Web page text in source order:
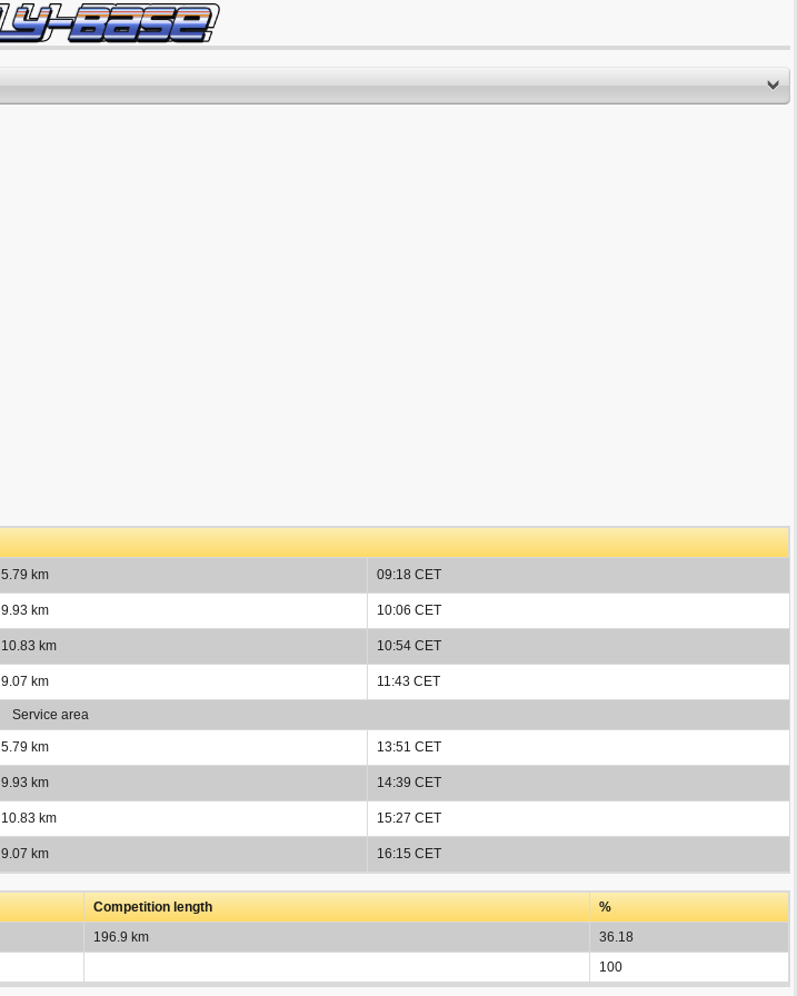
5.79 km 09:18 CET
9.93 km 10:06 CET
10.83 km 10:54 CET
9.07 km 11:43 CET
Service area
5.79 km 13:51 CET
9.93 km 14:39 CET
10.83 km 15:27 CET
9.07 km 16:15 CET
Competition length
%
196.9 km
36.18
100